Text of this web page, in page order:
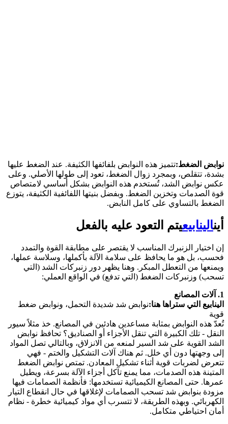
نوابض الضغط:تتميز هذه النوابض بلفائفها الكثيفة. عند الضغط عليها
بشدة، تتقلص، وبمجرد زوال الضغط، تعود إلى طولها الأصلي. وعلى
عكس نوابض الشد، تُستخدم هذه النوابض بشكل أساسي لامتصاص
قوة الصدمات وتخزين الضغط. وبفضل بنيتها اللفائفية الكثيفة، يتوزع
الضغط بالتساوي على كامل النابض.
أينالينابيعيتم التعود عليه بالفعل
إن اختيار الزنبرك المناسب لا يقتصر على مطابقة القوة والتمدد
فحسب، بل هو ما يحافظ على سلامة الآلة بأكملها، وسلاسة عملها،
ويمنعها من التعطل المبكر. وهنا يظهر دور زنبركات الشد (التي
تسحب) وزنبركات الضغط (التي تدفع) في الواقع العملي:
1. آلات المصانع
الينابيع التي ستراها هنا:نوابض شد شديدة التحمل، ونوابض ضغط
قوية
تُعدّ هذه النوابض بمثابة مساعدين هادئين في المصانع. خذ مثلاً سيور
النقل - تلك الكبيرة التي تنقل الأجزاء أو الصناديق؟ تحافظ نوابض
الشد القوية على شد السير لمنعه من الانزلاق، وبالتالي تصل المواد
إلى وجهتها دون أي خلل. ثم هناك آلات التشكيل والختم - فهي
تتعرض لضربات قوية أثناء تشكيل المعادن. تمتص نوابض الضغط
المتينة هذه الصدمات، مما يمنع تآكل أجزاء الآلة بسرعة، ويطيل
عمرها. حتى المصانع الكيميائية تستخدمها: فأنظمة الصمامات فيها
مزودة بنوابض شد تسحب الصمامات لإغلاقها في حال انقطاع التيار
الكهربائي. وبهذه الطريقة، لا تتسرب أي مواد كيميائية خطرة - نظام
أمان احتياطي متكامل.